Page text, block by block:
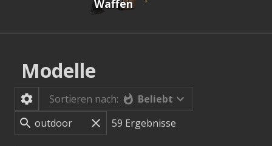
Waffen
Modelle
Sortieren nach:
Beliebt
59 Ergebnisse